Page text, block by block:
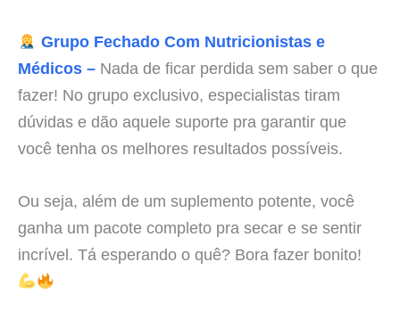
Grupo Fechado Com Nutricionistas e
Médicos – Nada de ficar perdida sem saber o que
fazer! No grupo exclusivo, especialistas tiram
dúvidas e dão aquele suporte pra garantir que
você tenha os melhores resultados possíveis.
Ou seja, além de um suplemento potente, você
ganha um pacote completo pra secar e se sentir
incrível. Tá esperando o quê? Bora fazer bonito!